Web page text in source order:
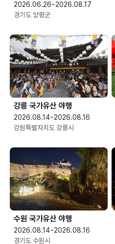
2026.06.26~2026.08.17
경기도 양평군
강릉 국가유산 야행
2026.08.14~2026.08.16
강원특별자치도 강릉시
수원 국가유산 야행
2026.08.14~2026.08.16
경기도 수원시